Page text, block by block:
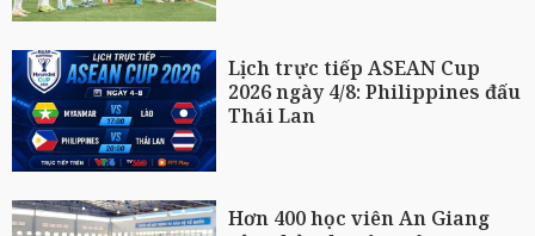
Lịch trực tiếp ASEAN Cup
2026 ngày 4/8: Philippines đấu
Thái Lan
Hơn 400 học viên An Giang